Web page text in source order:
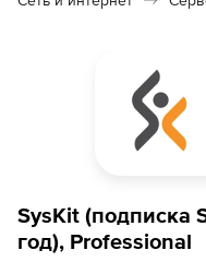
SysKit (подписка
год), Professional